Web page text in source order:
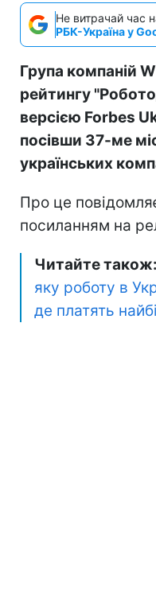
Не витрачай час
РБК-Україна у
Група компаній
рейтингу
версією Forbes
посівши 37-ме
українських
Про це
посиланням на
Читайте також:
яку роботу в
де платять